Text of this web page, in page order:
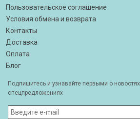
Пользовательское соглашение
Условия обмена и возврата
Контакты
Доставка
Оплата
Блог
Подпишитесь и узнавайте первыми о
спецпредложениях